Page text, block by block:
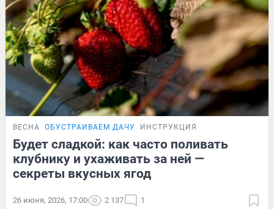
ВЕСНА ОБУСТРАИВАЕМ ДАЧУ ИНСТРУКЦИЯ
Будет сладкой: как часто поливать
клубнику и ухаживать за ней —
секреты вкусных ягод
26 июня, 2026, 17:00 2 137 1